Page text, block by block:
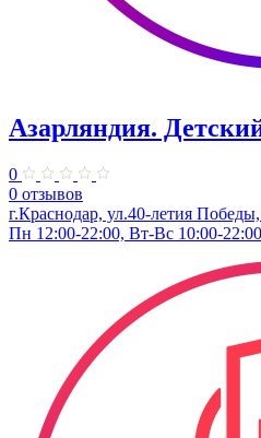
Азарляндия.
0
0 отзывов
г.Краснодар, ул.40-летия
Пн 12:00-22:00, Вт-Вс 10:00-22:00